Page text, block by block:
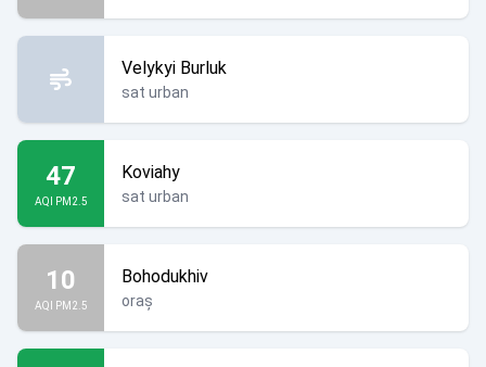
Velykyi Burluk
sat urban
47
AQI PM2.5
Koviahy
sat urban
10
AQI PM2.5
Bohodukhiv
oraș